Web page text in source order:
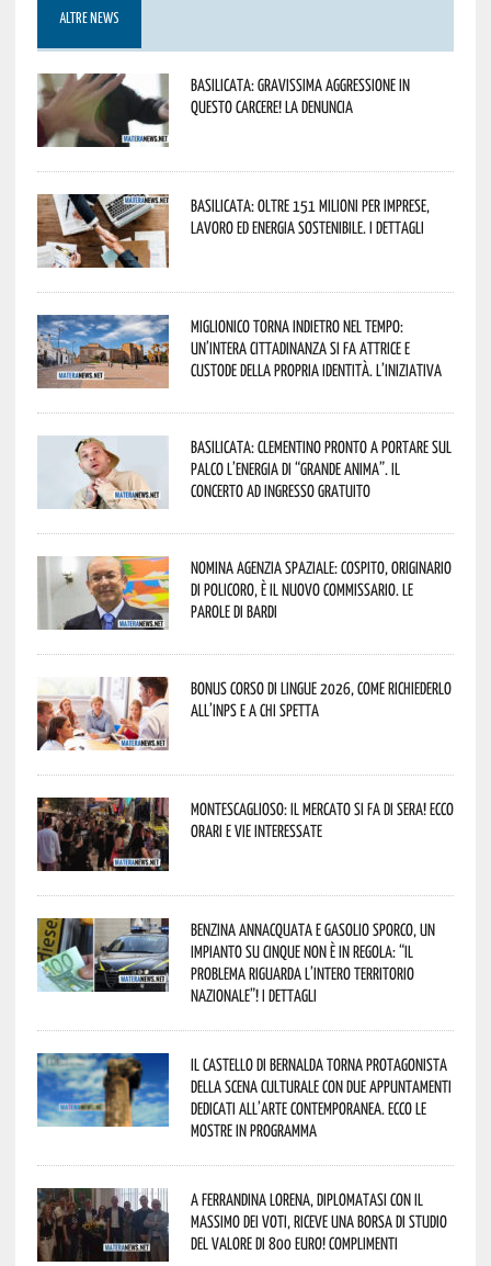
ALTRE NEWS
Basilicata: gravissima aggressione in
questo Carcere! La denuncia
Basilicata: oltre 151 milioni per imprese,
lavoro ed energia sostenibile. I dettagli
Miglionico torna indietro nel tempo:
un’intera cittadinanza si fa attrice e
custode della propria identità. L’iniziativa
Basilicata: Clementino pronto a portare sul
palco l’energia di “Grande Anima”. Il
concerto ad ingresso gratuito
Nomina Agenzia Spaziale: Cospito, originario
di Policoro, è il nuovo commissario. Le
parole di Bardi
Bonus corso di lingue 2026, come richiederlo
all’INPS e a chi spetta
Montescaglioso: il mercato si fa di sera! Ecco
orari e vie interessate
Benzina annacquata e gasolio sporco, un
impianto su cinque non è in regola: “il
problema riguarda l’intero territorio
Nazionale”! I dettagli
Il Castello di Bernalda torna protagonista
della scena culturale con due appuntamenti
dedicati all’arte contemporanea. Ecco le
mostre in programma
A Ferrandina Lorena, diplomatasi con il
massimo dei voti, riceve una borsa di studio
del valore di 800 euro! Complimenti